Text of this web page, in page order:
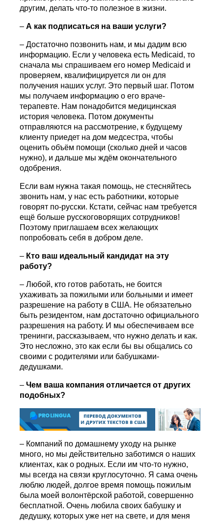
другим, делать что-то полезное в жизни.
–А как подписаться на ваши услуги?
– Достаточно позвонить нам, и мы дадим всю
информацию. Если у человека есть Medicaid, то
сначала мы спрашиваем его номер Medicaid и
проверяем, квалифицируется ли он для
получения наших услуг. Это первый шаг. Потом
мы получаем информацию о его враче-
терапевте. Нам понадобится медицинская
история человека. Потом документы
отправляются на рассмотрение, к будущему
клиенту приедет на дом медсестра, чтобы
оценить объём помощи (сколько дней и часов
нужно), и дальше мы ждём окончательного
одобрения.
Если вам нужна такая помощь, не стесняйтесь
звонить нам, у нас есть работники, которые
говорят по-русски. Кстати, сейчас нам требуется
ещё больше русскоговорящих сотрудников!
Поэтому приглашаем всех желающих
попробовать себя в добром деле.
– Кто ваш идеальный кандидат на эту
работу?
– Любой, кто готов работать, не боится
ухаживать за пожилыми или больными и имеет
разрешение на работу в США. Не обязательно
быть резидентом, нам достаточно официального
разрешения на работу. И мы обеспечиваем все
тренинги, рассказываем, что нужно делать и как.
Это несложно, это как если бы вы общались со
своими с родителями или бабушками-
дедушками.
–Чем ваша компания отличается от других
подобных?
– Компаний по домашнему уходу на рынке
много, но мы действительно заботимся о наших
клиентах, как о родных. Если им что-то нужно,
мы всегда на связи круглосуточно. Я сама очень
люблю людей, долгое время помощь пожилым
была моей волонтёрской работой, совершенно
бесплатной. Очень любила своих бабушку и
дедушку, которых уже нет на свете, и для меня